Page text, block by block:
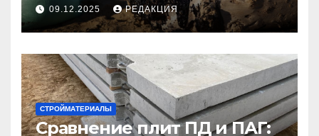
09.12.2025 РЕДАКЦИЯ
СТРОЙМАТЕРИАЛЫ
Сравнение плит ПД и ПАГ: